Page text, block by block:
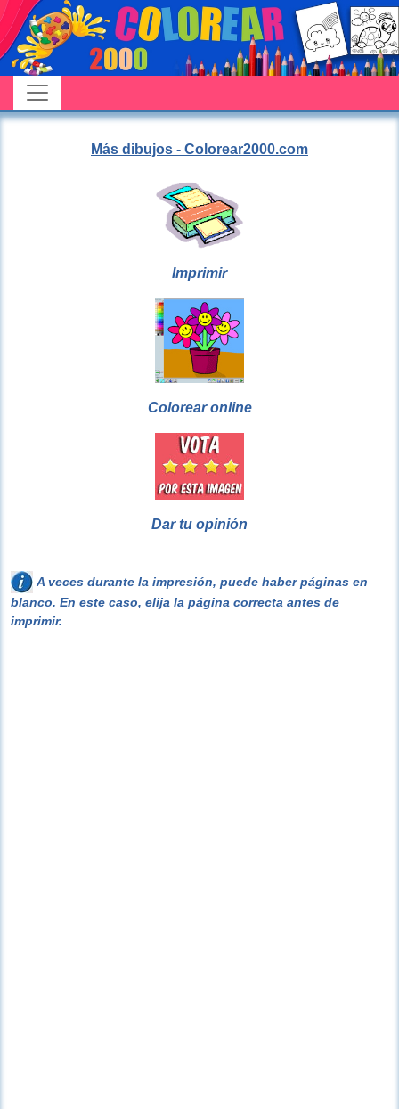
Más dibujos - Colorear2000.com
Imprimir
Colorear online
Dar tu opinión
A veces durante la impresión, puede haber páginas en
blanco. En este caso, elija la página correcta antes de
imprimir.